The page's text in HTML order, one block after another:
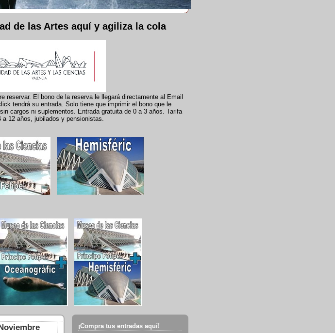
de las Artes aquí y agiliza la cola
reservar. El bono de la reserva le llegará directamente al Email
tendrá su entrada. Solo tiene que imprimir el bono que le
cargos ni suplementos. Entrada gratuita de 0 a 3 años. Tarifa
a 12 años, jubilados y pensionistas.
¡Compra tus entradas aquí!